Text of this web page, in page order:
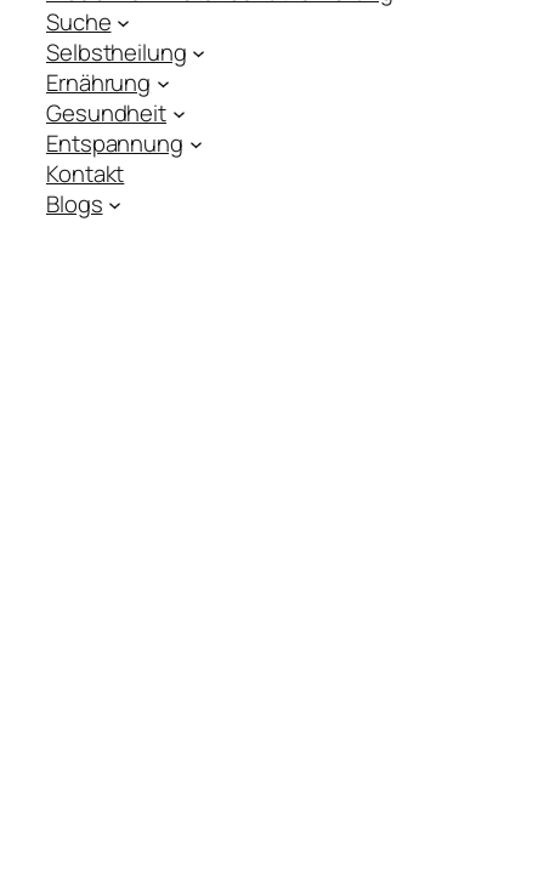
Suche
Selbstheilung
Ernährung
Gesundheit
Entspannung
Kontakt
Blogs